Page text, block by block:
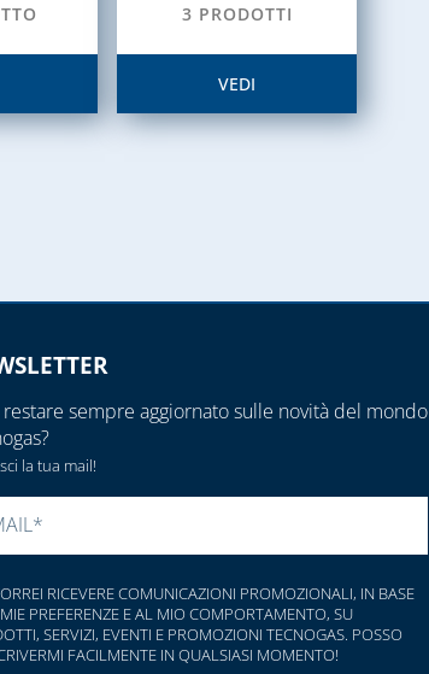
3 PRODOTTI
VEDI
restare sempre aggiornato sulle novità del mondo
la tua mail!
DI LASCIARE VUOTO QUESTO
RICEVERE COMUNICAZIONI PROMOZIONALI, IN BASE
PREFERENZE E AL MIO COMPORTAMENTO, SU
SERVIZI, EVENTI E PROMOZIONI TECNOGAS. POSSO
FACILMENTE IN QUALSIASI MOMENTO!